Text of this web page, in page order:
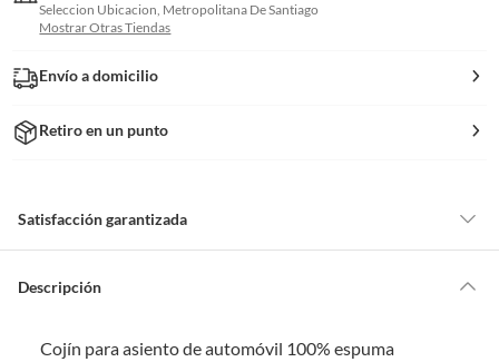
Seleccion Ubicacion, Metropolitana De Santiago
Mostrar Otras Tiendas
Envío a domicilio
Retiro en un punto
Satisfacción garantizada
de la compra.
comprado por internet y que hay ciertas categorías que no tienen este
Descripción
Cojín para asiento de automóvil 100% espuma